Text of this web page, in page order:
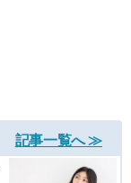
記事一覧へ ≫